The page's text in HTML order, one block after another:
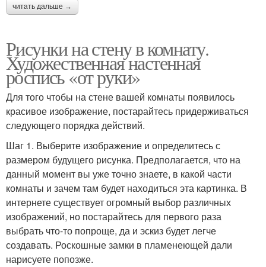
читать дальше →
Рисунки на стену в комнату.
Художественная настенная
роспись «от руки»
Для того чтобы на стене вашей комнаты появилось
красивое изображение, постарайтесь придерживаться
следующего порядка действий.
Шаг 1. Выберите изображение и определитесь с
размером будущего рисунка. Предполагается, что на
данный момент вы уже точно знаете, в какой части
комнаты и зачем там будет находиться эта картинка. В
интернете существует огромный выбор различных
изображений, но постарайтесь для первого раза
выбрать что-то попроще, да и эскиз будет легче
создавать. Роскошные замки в пламенеющей дали
нарисуете попозже.